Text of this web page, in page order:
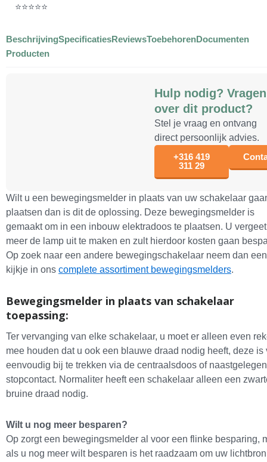
⭐⭐⭐⭐⭐
BeschrijvingSpecificatiesReviewsToebehorenDocumenten
Producten
Wilt u een bewegingsmelder in plaats van uw schakelaar
plaatsen dan is dit de oplossing. Deze bewegingsmelder is
gemaakt om in een inbouw elektradoos te plaatsen. U
meer de lamp uit te maken en zult hierdoor kosten gaan
Op zoek naar een andere bewegingschakelaar neem dan een
kijkje in ons complete assortiment bewegingsmelders.
Bewegingsmelder in plaats van schakelaar
toepassing:
Ter vervanging van elke schakelaar, u moet er alleen even
mee houden dat u ook een blauwe draad nodig heeft, deze is
eenvoudig bij te trekken via de centraalsdoos of naastgelegen
stopcontact. Normaliter heeft een schakelaar alleen een
bruine draad nodig.
Wilt u nog meer besparen?
Op zorgt een bewegingsmelder al voor een flinke besparing,
als u nog meer wilt besparen is het raadzaam om uw
Hulp nodig? Vragen
over dit product?
Stel je vraag en ontvang
direct persoonlijk advies.
+316 419
311 29